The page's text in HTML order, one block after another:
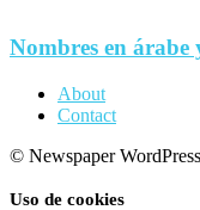
Nombres en árabe
About
Contact
© Newspaper
Uso de cookies